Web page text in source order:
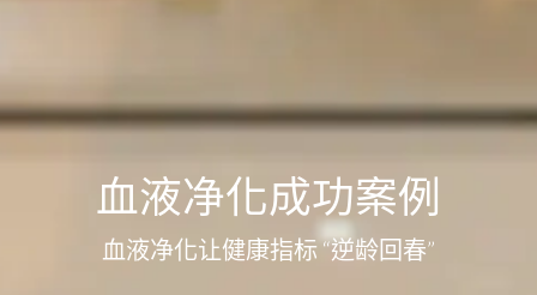
血液净化成功案例
血液净化让健康指标 “逆龄回春”